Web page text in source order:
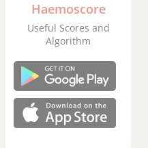
Haemoscore
Useful Scores and
Algorithm